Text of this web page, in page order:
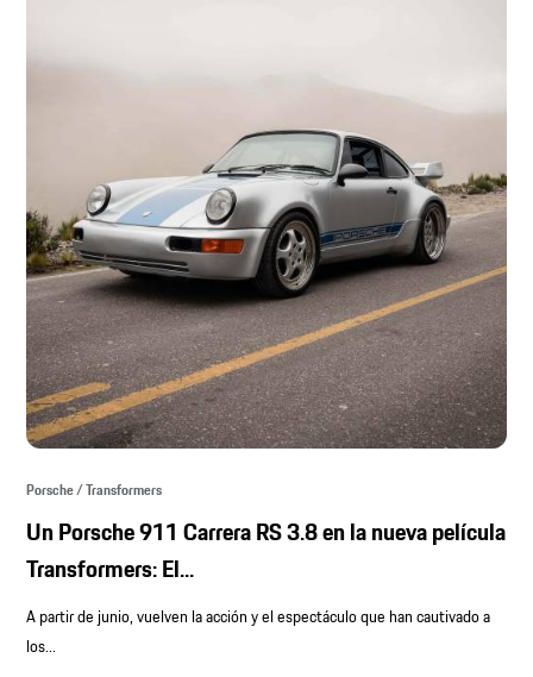
Porsche / Transformers
Un Porsche 911 Carrera RS 3.8 en la nueva película
Transformers: El...
A partir de junio, vuelven la acción y el espectáculo que han cautivado a
los...